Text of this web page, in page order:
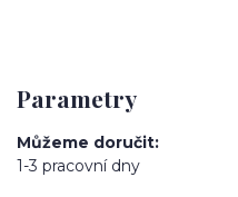
Parametry
Můžeme doručit
1-3 pracovní dny